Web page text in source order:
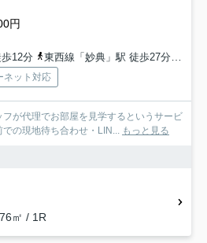
円
12分
東西線「妙典」駅 徒歩27分
ネット対応
が代理でお部屋を見学するというサービ
の現地待ち合わせ・LIN... もっと見る
㎡ / 1R